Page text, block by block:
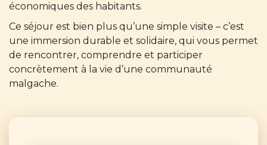
économiques des habitants.
Ce séjour est bien plus qu’une simple visite – c’est
une immersion durable et solidaire, qui vous permet
de rencontrer, comprendre et participer
concrètement à la vie d’une communauté
malgache.